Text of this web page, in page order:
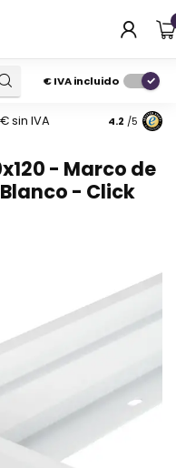
€IVA incluido
sin IVA Pide
4.2 /5
- Marco de
- Click